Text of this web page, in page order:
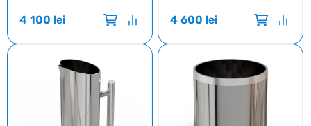
4 100 lei 4 600 lei